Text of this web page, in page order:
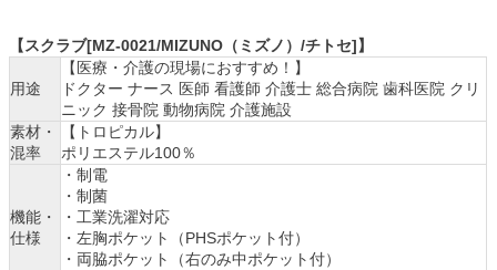
【スクラブ[MZ-0021/MIZUNO（ミズノ）/チトセ]】
用途
【医療・介護の現場におすすめ！】
ドクター ナース 医師 看護師 介護士 総合病院 歯科医院 クリ
ニック 接骨院 動物病院 介護施設
素材・
混率
【トロピカル】
ポリエステル100％
機能・
仕様
・制電
・制菌
・工業洗濯対応
・左胸ポケット（PHSポケット付）
・両脇ポケット（右のみ中ポケット付）